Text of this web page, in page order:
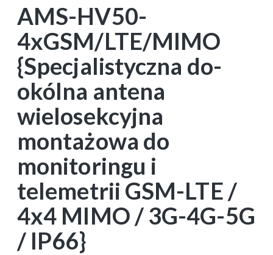
AMS-HV50-
4xGSM/LTE/MIMO
{Specjalistyczna do-
okólna antena
wielosekcyjna
montażowa do
monitoringu i
telemetrii GSM-LTE /
4x4 MIMO / 3G-4G-5G
/ IP66}